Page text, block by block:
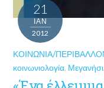
21
ΙΑΝ
2012
ΚΟΙΝΩΝΊΑ/
κοινωνιολογία, Μεγανήσι